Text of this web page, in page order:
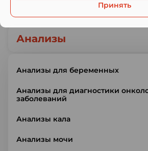
Анализы
Анализы для беременных
Анализы для диагностики
заболеваний
Анализы кала
Анализы мочи
Принять